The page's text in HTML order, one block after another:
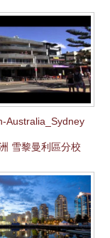
方式進行的TOEFL網
良好的TOEFL考試成
精心設計的TOEFL
的課程內容及優良教
力協助你取得最佳成
，同時可做好準備迎
學，進入高等教育的
讀Kaplan Aspect的考
Australia_Sydney
雪黎曼利區分校